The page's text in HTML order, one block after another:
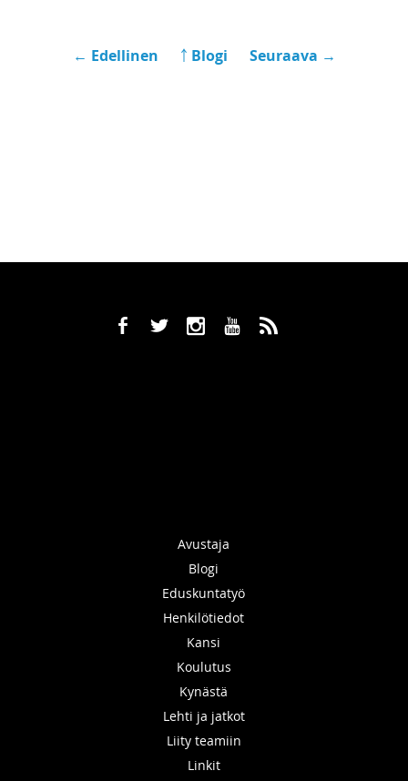
← Edellinen ￪ Blogi Seuraava →
b a x r ,
Avustaja
Blogi
Eduskuntatyö
Henkilötiedot
Kansi
Koulutus
Kynästä
Lehti ja jatkot
Liity teamiin
Linkit